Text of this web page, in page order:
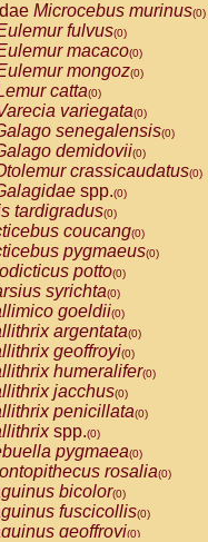
Microcebus murinus(0)
fulvus(0)
macaco(0)
mongoz(0)
catta(0)
variegata(0)
senegalensis(0)
demidovii(0)
crassicaudatus(0)
spp.(0)
tardigradus(0)
coucang(0)
pygmaeus(0)
potto(0)
syrichta(0)
goeldii(0)
argentata(0)
geoffroyi(0)
humeralifer(0)
jacchus(0)
penicillata(0)
spp.(0)
pygmaea(0)
rosalia(0)
bicolor(0)
fuscicollis(0)
geoffroyi(0)